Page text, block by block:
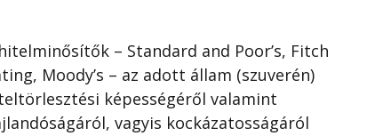
– Standard and Poor’s, Fitch
Moody’s – az adott állam (szuverén)
képességéről valamint
vagyis kockázatosságáról